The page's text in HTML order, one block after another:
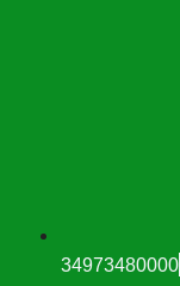
34973480000